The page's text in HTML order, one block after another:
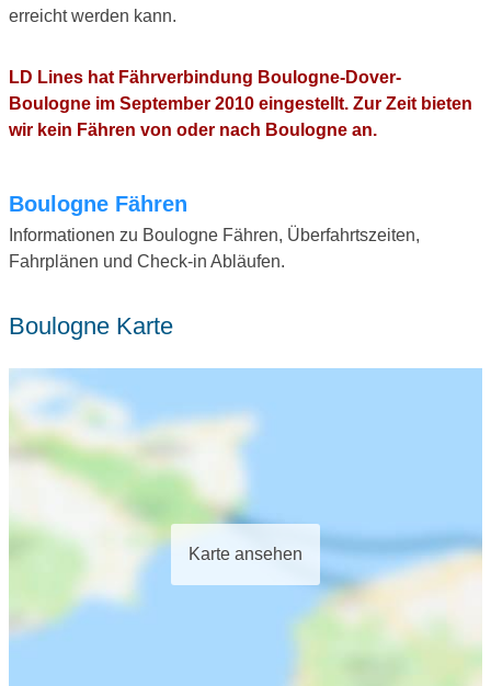
erreicht werden kann.
LD Lines hat Fährverbindung Boulogne-Dover-
Boulogne im September 2010 eingestellt. Zur Zeit bieten
wir kein Fähren von oder nach Boulogne an.
Boulogne Fähren
Informationen zu Boulogne Fähren, Überfahrtszeiten,
Fahrplänen und Check-in Abläufen.
Boulogne Karte
Karte ansehen